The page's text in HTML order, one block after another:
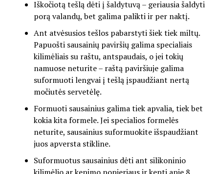
Iškočiotą tešlą dėti į šaldytuvą – geriausia šaldyti
porą valandų, bet galima palikti ir per naktį.
Ant atvėsusios tešlos pabarstyti šiek tiek miltų.
Papuošti sausainių paviršių galima specialiais
kilimėliais su raštu, antspaudais, o jei tokių
namuose neturite – raštą paviršiuje galima
suformuoti lengvai į tešlą įspaudžiant nertą
močiutės servetėlę.
Formuoti sausainius galima tiek apvalia, tiek bet
kokia kita formele. Jei specialios formelės
neturite, sausainius suformuokite išspaudžiant
juos apversta stikline.
Suformuotus sausainius dėti ant silikoninio